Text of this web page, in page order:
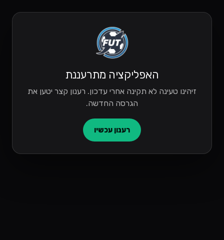
האפליקציה מתרעננת
זיהינו טעינה לא תקינה אחרי עדכון. רענון קצר יטען את
הגרסה החדשה.
רענון עכשיו